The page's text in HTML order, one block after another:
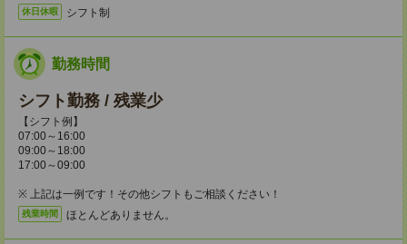
休日休暇 シフト制
勤務時間
シフト勤務 / 残業少
【シフト例】
07:00～16:00
09:00～18:00
17:00～09:00
※ 上記は一例です！その他シフトもご相談ください！
残業時間 ほとんどありません。